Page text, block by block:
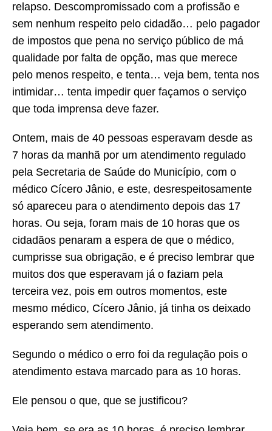
relapso. Descompromissado com a profissão e
sem nenhum respeito pelo cidadão… pelo pagador
de impostos que pena no serviço público de má
qualidade por falta de opção, mas que merece
pelo menos respeito, e tenta… veja bem, tenta nos
intimidar… tenta impedir quer façamos o serviço
que toda imprensa deve fazer.
Ontem, mais de 40 pessoas esperavam desde as
7 horas da manhã por um atendimento regulado
pela Secretaria de Saúde do Município, com o
médico Cícero Jânio, e este, desrespeitosamente
só apareceu para o atendimento depois das 17
horas. Ou seja, foram mais de 10 horas que os
cidadãos penaram a espera de que o médico,
cumprisse sua obrigação, e é preciso lembrar que
muitos dos que esperavam já o faziam pela
terceira vez, pois em outros momentos, este
mesmo médico, Cícero Jânio, já tinha os deixado
esperando sem atendimento.
Segundo o médico o erro foi da regulação pois o
atendimento estava marcado para as 10 horas.
Ele pensou o que, que se justificou?